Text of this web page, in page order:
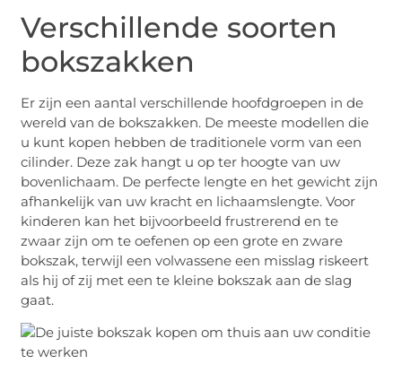
Verschillende soorten
bokszakken
Er zijn een aantal verschillende hoofdgroepen in de
wereld van de bokszakken. De meeste modellen die
u kunt kopen hebben de traditionele vorm van een
cilinder. Deze zak hangt u op ter hoogte van uw
bovenlichaam. De perfecte lengte en het gewicht zijn
afhankelijk van uw kracht en lichaamslengte. Voor
kinderen kan het bijvoorbeeld frustrerend en te
zwaar zijn om te oefenen op een grote en zware
bokszak, terwijl een volwassene een misslag riskeert
als hij of zij met een te kleine bokszak aan de slag
gaat.